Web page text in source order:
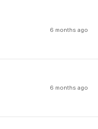
6 months ago
6 months ago